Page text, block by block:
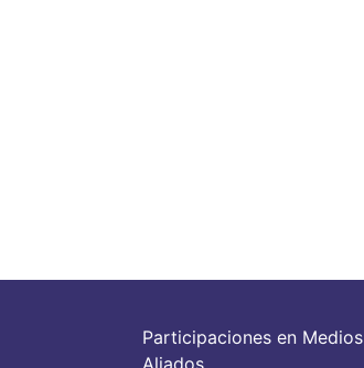
Participaciones en Medios
Aliados